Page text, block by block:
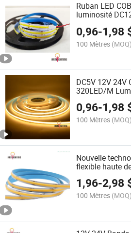
Ruban LED
luminosité
0,96-1,98
100 Mètres (MOQ)
DC5V 12V 24V
320LED/M
Lumière DOT
0,96-1,98
100 Mètres (MOQ)
Nouvelle
flexible haute
éclairage
comptoir et
1,96-2,98
100 Mètres (MOQ)